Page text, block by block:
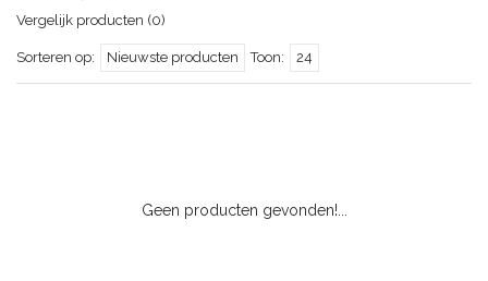
Vergelijk producten (0)
Sorteren op: Nieuwste producten Toon: 24
Geen producten gevonden!...